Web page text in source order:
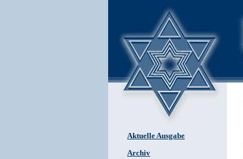
Aktuelle Ausgabe
Archiv